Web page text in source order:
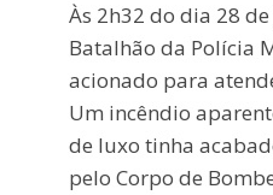
Às 2h32 do dia 28
Batalhão da Polícia
acionado para
Um incêndio
de luxo tinha
pelo Corpo de